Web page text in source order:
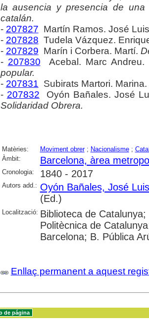
la ausencia y presencia de una
catalán.
- 207827 Martín Ramos. José
- 207828 Tudela Vázquez.
- 207829 Marín i Corbera. Martí.
- 207830 Acebal. Marc Andreu.
popular.
- 207831 Subirats Martori. Marina.
- 207832 Oyón Bañales. José
Solidaridad Obrera.
Matèries: Moviment obrer; Nacionalisme;
Àmbit:
Barcelona, àrea
Cronologia: 1840 - 2017
Autors add.: Oyón Bañales, José Luis
(Ed.)
Localització: Biblioteca de
Politècnica de
Barcelona; B. Pública
Enllaç permanent a aquest